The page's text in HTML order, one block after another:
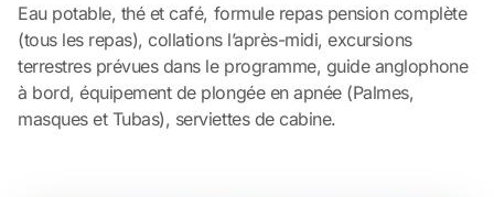
Eau potable, thé et café, formule repas pension complète
(tous les repas), collations l’après-midi, excursions
terrestres prévues dans le programme, guide anglophone
à bord, équipement de plongée en apnée (Palmes,
masques et Tubas), serviettes de cabine.